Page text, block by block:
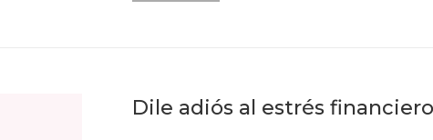
Dile adiós al estrés financiero